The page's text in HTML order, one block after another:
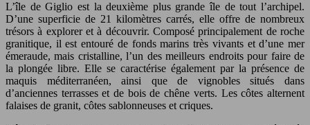
L’île de Giglio est la deuxième plus grande île de tout l’archipel.
D’une superficie de 21 kilomètres carrés, elle offre de nombreux
trésors à explorer et à découvrir. Composé principalement de roche
granitique, il est entouré de fonds marins très vivants et d’une mer
émeraude, mais cristalline, l’un des meilleurs endroits pour faire de
la plongée libre. Elle se caractérise également par la présence de
maquis méditerranéen, ainsi que de vignobles situés dans
d’anciennes terrasses et de bois de chêne verts. Les côtes alternent
falaises de granit, côtes sablonneuses et criques.